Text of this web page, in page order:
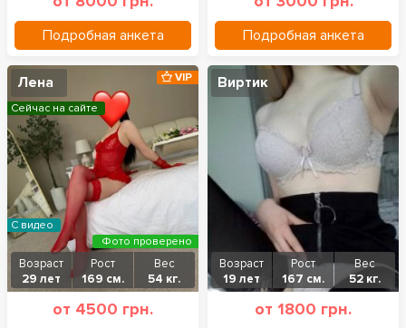
Подробная анкета Подробная анкета
Лена
Возраст
29 лет
Рост
169 см.
Вес
54 кг.
от 4500 грн.
VIP
Сейчас на сайте
С видео
Фото проверено
Виртик
Возраст
19 лет
Рост
167 см.
Вес
52 кг.
от 1800 грн.